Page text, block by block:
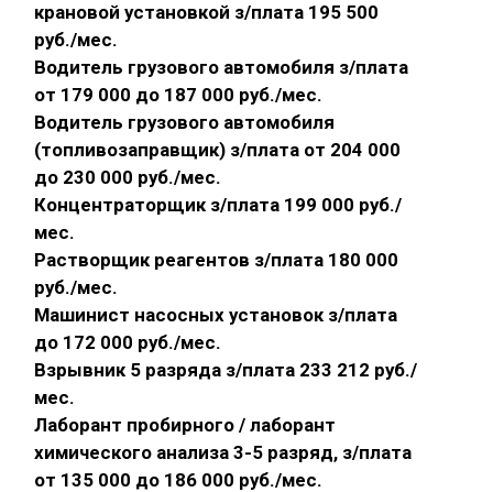
крановой установкой з/плата 195 500
руб./мес.
Водитель грузового автомобиля з/плата
от 179 000 до 187 000 руб./мес.
Водитель грузового автомобиля
(топливозаправщик) з/плата от 204 000
до 230 000 руб./мес.
Концентраторщик з/плата 199 000 руб./
мес.
Растворщик реагентов з/плата 180 000
руб./мес.
Машинист насосных установок з/плата
до 172 000 руб./мес.
Взрывник 5 разряда з/плата 233 212 руб./
мес.
Лаборант пробирного / лаборант
химического анализа 3-5 разряд, з/плата
от 135 000 до 186 000 руб./мес.